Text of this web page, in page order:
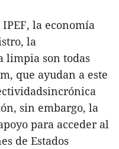
la economía
la
limpia son todas
que ayudan a este
sin embargo, la
para acceder al
de Estados